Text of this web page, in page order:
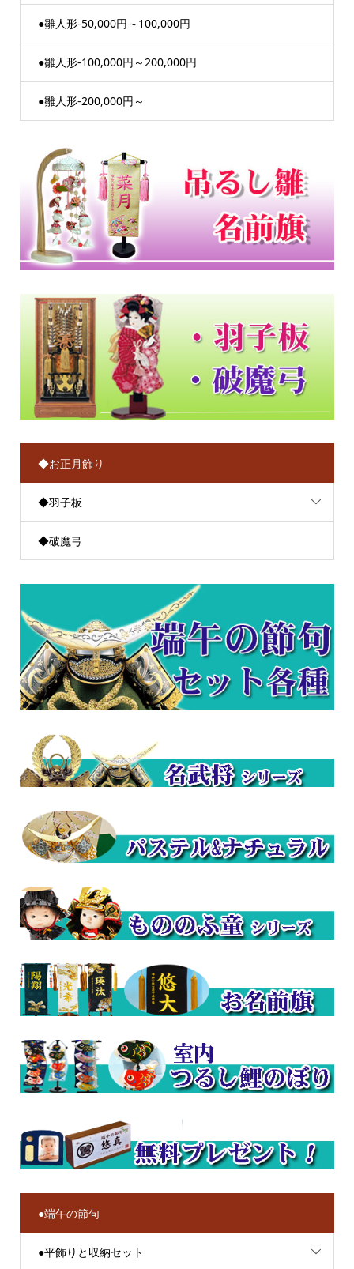
●雛人形-50,000円～100,000円
●雛人形-100,000円～200,000円
●雛人形-200,000円～
◆お正月飾り
◆羽子板
◆破魔弓
●端午の節句
●平飾りと収納セット